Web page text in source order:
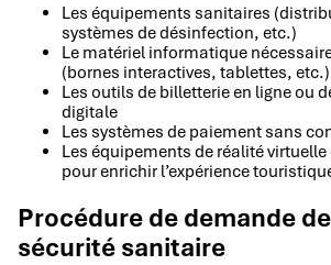
Les équipements sanitaires
systèmes de désinfection, etc.)
Le matériel informatique
(bornes interactives, tablettes, etc.)
Les outils de billetterie en ligne ou
digitale
Les systèmes de paiement sans
Les équipements de réalité
pour enrichir l’expérience
Procédure de demande
sécurité sanitaire